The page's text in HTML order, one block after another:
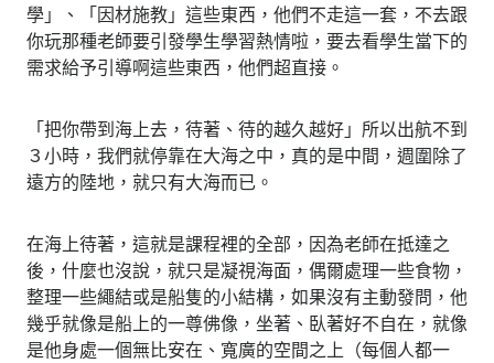
學」、「因材施教」這些東西，他們不走這一套，不去跟
你玩那種老師要引發學生學習熱情啦，要去看學生當下的
需求給予引導啊這些東西，他們超直接。
「把你帶到海上去，待著、待的越久越好」所以出航不到
３小時，我們就停靠在大海之中，真的是中間，週圍除了
遠方的陸地，就只有大海而已。
在海上待著，這就是課程裡的全部，因為老師在抵達之
後，什麼也沒說，就只是凝視海面，偶爾處理一些食物，
整理一些繩結或是船隻的小結構，如果沒有主動發問，他
幾乎就像是船上的一尊佛像，坐著、臥著好不自在，就像
是他身處一個無比安在、寬廣的空間之上（每個人都一